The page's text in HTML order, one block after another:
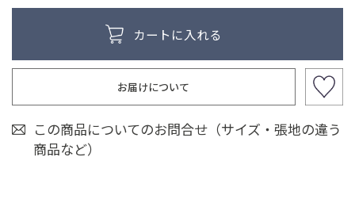
お届けについて
この商品についてのお問合せ（サイズ・張地の違う
商品など）